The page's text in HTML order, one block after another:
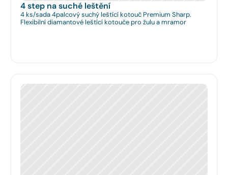
4 step na suché leštění
4 ks/sada 4palcový suchý leštící kotouč Premium Sharp.
Flexibilní diamantové leštící kotouče pro žulu a mramor